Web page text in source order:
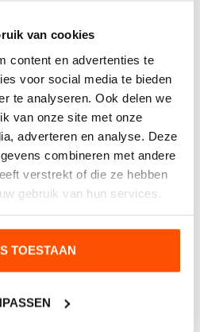
van cookies
content en advertenties te
voor social media te bieden
te analyseren. Ook delen we
van onze site met onze
adverteren en analyse. Deze
combineren met andere
verstrekt of die ze hebben
gebruik van hun services.
TOESTAAN